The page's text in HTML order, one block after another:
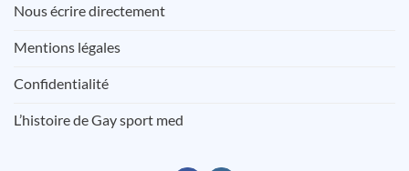
Nous écrire directement
Mentions légales
Confidentialité
L’histoire de Gay sport med